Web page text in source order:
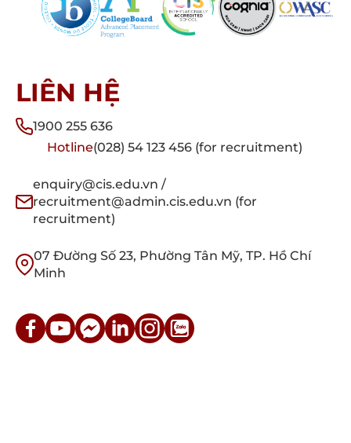
LIÊN HỆ
1900 255 636
Hotline(028) 54 123 456 (for recruitment)
enquiry@cis.edu.vn /
recruitment@admin.cis.edu.vn (for
recruitment)
07 Đường Số 23, Phường Tân Mỹ, TP. Hồ Chí
Minh